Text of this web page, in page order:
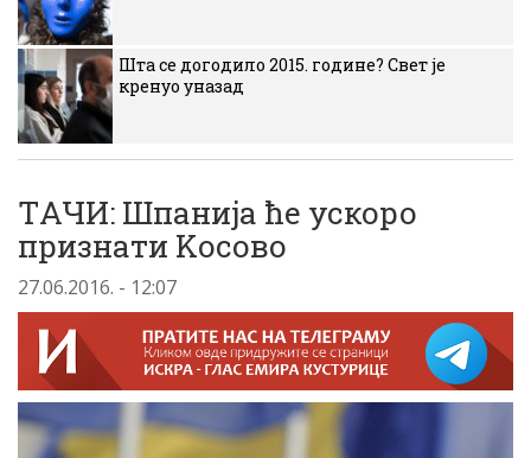
Шта се догодило 2015. године? Свет је
кренуо уназад
TАЧИ: Шпаниjа ће ускоро
признати Kосово
27.06.2016. - 12:07